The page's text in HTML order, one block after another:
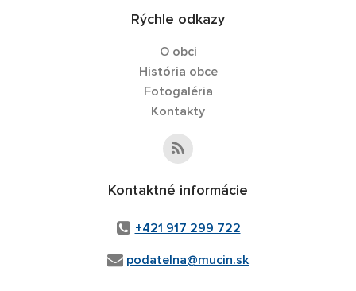
Rýchle odkazy
O obci
História obce
Fotogaléria
Kontakty
Kontaktné informácie
+421 917 299 722
podatelna@mucin.sk